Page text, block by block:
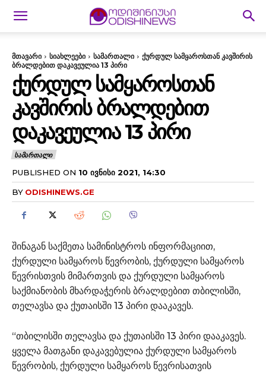
მთავარი სიახლეები სამართალი
ქურდულ სამყაროსთან კავშირის
ბრალდებით დაკავეულია 13 პირი
ᲥᲣᲠᲓᲣᲚ ᲡᲐᲛᲧᲐᲠᲝᲡᲗᲐᲜ
ᲙᲐᲕᲨᲘᲠᲘᲡ ᲑᲠᲐᲚᲓᲔᲑᲘᲗ
ᲓᲐᲙᲐᲕᲔᲣᲚᲘᲐ 13 ᲞᲘᲠᲘ
ᲡᲐᲛᲐᲠᲗᲐᲚᲘ
PUBLISHED ON 10 ᲘᲕᲜᲘᲡᲘ 2021, 14:30
BY ODISHINEWS.GE
შინაგან საქმეთა სამინისტროს ინფორმაციით,
ქურდული სამყაროს წევრობის, ქურდული სამყაროს
წევრისთვის მიმართვის და ქურდული სამყაროს
საქმიანობის მხარდაჭერის ბრალდებით თბილისში,
თელავსა და ქუთაისში 13 პირი დააკავეს.
“თბილისში თელავსა და ქუთაისში 13 პირი დააკავეს.
ყველა მათგანი დაკავებულია ქურდული სამყაროს
წევრობის, ქურდული სამყაროს წევრისათვის